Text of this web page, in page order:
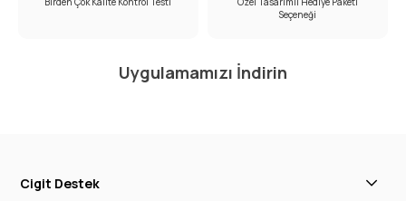
Seçeneği
Uygulamamızı İndirin
Cigit Destek